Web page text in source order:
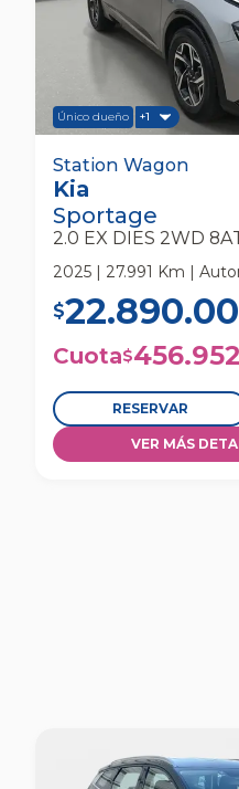
Único dueño +1
Kia Sportage 2.0 Ex
Wagon
Station Wagon
Kia
Sportage
2.0 EX DIES 2WD
2025 | 27.991 Km |
$
Cuota$456.952
RESERVAR
VER MÁS